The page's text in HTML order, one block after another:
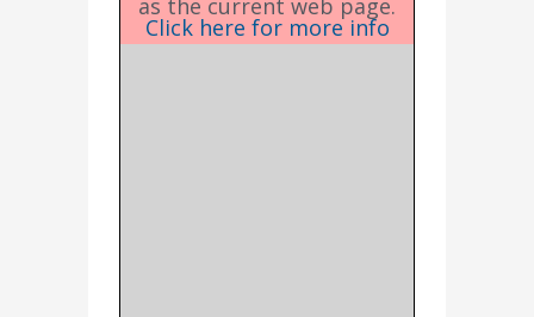
Click here for more info